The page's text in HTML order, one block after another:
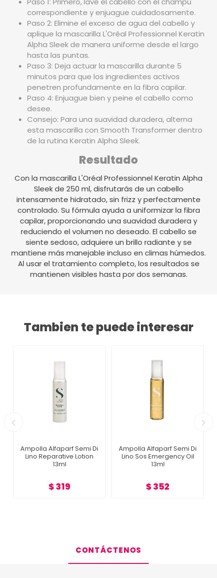
correspondiente y enjuague cuidadosamente.
Paso 2: Elimine el exceso de agua del cabello y
aplique la mascarilla L'Oréal Professionnel Keratin
Alpha Sleekde manera uniforme desde el largo
hasta las puntas.
Paso 3: Deja actuar la mascarilla durante 5
minutos para que los ingredientes activos
penetren profundamente en la fibra capilar.
Paso 4: Enjuague bien y peine el cabello como
desee.
Consejo: Para una suavidad duradera, alterna
esta mascarilla con Smooth Transformer dentro
de la rutina Keratin Alpha Sleek.
Resultado
Con la mascarilla L'Oréal Professionnel Keratin Alpha
Sleek de 250 ml, disfrutarás de un cabello
intensamente hidratado, sin frizz y perfectamente
controlado. Su fórmula ayuda a uniformizar la fibra
capilar, proporcionando una suavidad duradera y
reduciendo el volumen no deseado. El cabello se
siente sedoso, adquiere un brillo radiante y se
mantiene más manejable incluso en climas húmedos.
Al usar el tratamiento completo, los resultados se
mantienen visibles hasta por dos semanas.
Tambien te puede interesar
Ampolla Alfaparf Semi Di
Lino Reparative Lotion
13ml
$ 319
Ampolla Alfaparf Semi Di
Lino Sos Emergency Oil
13ml
$ 352
CONTÁCTENOS